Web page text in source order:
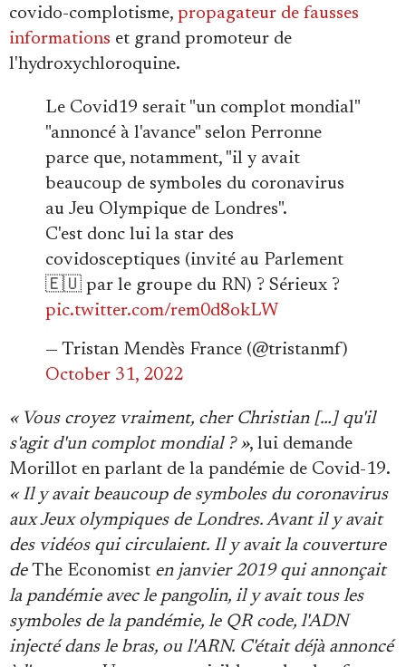
covido-complotisme, propagateur de fausses
informations et grand promoteur de
l'hydroxychloroquine.
Le Covid19 serait "un complot mondial"
"annoncé à l'avance" selon Perronne
parce que, notamment, "il y avait
beaucoup de symboles du coronavirus
au Jeu Olympique de Londres".
C'est donc lui la star des
covidosceptiques (invité au Parlement
🇪🇺 par le groupe du RN) ? Sérieux ?
pic.twitter.com/rem0d8okLW
— Tristan Mendès France (@tristanmf)
October 31, 2022
« Vous croyez vraiment, cher Christian […] qu'il
s'agit d'un complot mondial ? », lui demande
Morillot en parlant de la pandémie de Covid-19.
« Il y avait beaucoup de symboles du coronavirus
aux Jeux olympiques de Londres. Avant il y avait
des vidéos qui circulaient. Il y avait la couverture
de The Economist en janvier 2019 qui annonçait
la pandémie avec le pangolin, il y avait tous les
symboles de la pandémie, le QR code, l'ADN
injecté dans le bras, ou l'ARN. C'était déjà annoncé